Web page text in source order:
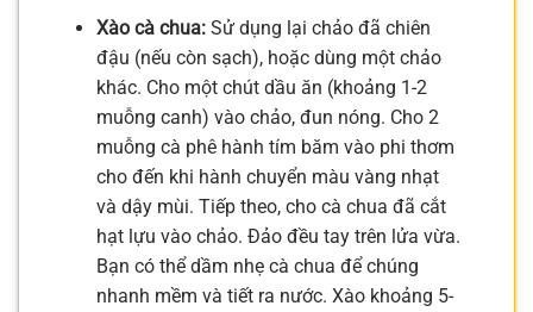
Xào cà chua:Sử dụng lại chảo đã chiên
đậu (nếu còn sạch), hoặc dùng một chảo
khác. Cho một chút dầu ăn (khoảng 1-2
muỗng canh) vào chảo, đun nóng. Cho 2
muỗng cà phê hành tím băm vào phi thơm
cho đến khi hành chuyển màu vàng nhạt
và dậy mùi. Tiếp theo, cho cà chua đã cắt
hạt lựu vào chảo. Đảo đều tay trên lửa vừa.
Bạn có thể dầm nhẹ cà chua để chúng
nhanh mềm và tiết ra nước. Xào khoảng 5-